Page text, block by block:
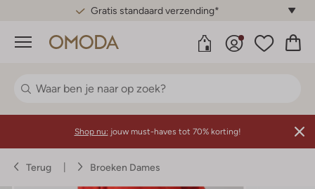
Gratis standaard verzending*
Menu
Shop nu: jouw must-haves tot 70% korting!
Terug Broeken Dames